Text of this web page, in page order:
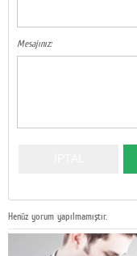
Mesajınız:
Henüz yorum yapılmamıştır.